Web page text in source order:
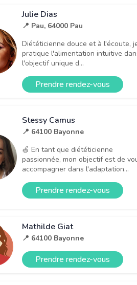
Julie Dias
📍 Pau, 64000 Pau
Diététicienne douce et à l'écoute,
pratique l'alimentation intuitive
l'objectif unique d...
Prendre rendez-vous
Stessy Camus
📍 64100 Bayonne
🍏 En tant que diététicienne
passionnée, mon objectif est de
accompagner dans l'adaptation...
Prendre rendez-vous
Mathilde Giat
📍 64100 Bayonne
Prendre rendez-vous